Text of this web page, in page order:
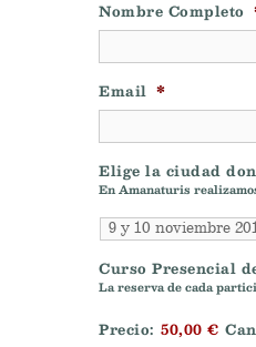
Nombre Completo
Email *
Elige la ciudad
En Amanaturis
Curso Presencial
La reserva de cada
Precio: 50,00 €